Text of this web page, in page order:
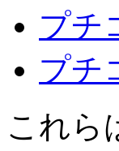
プチ
プチ
これら